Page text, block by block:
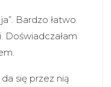
Bardzo łatwo
Doświadczałam
się przez nią